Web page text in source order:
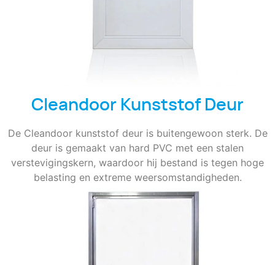
Cleandoor Kunststof Deur
De Cleandoor kunststof deur is buitengewoon sterk. De
deur is gemaakt van hard PVC met een stalen
verstevigingskern, waardoor hij bestand is tegen hoge
belasting en extreme weersomstandigheden.